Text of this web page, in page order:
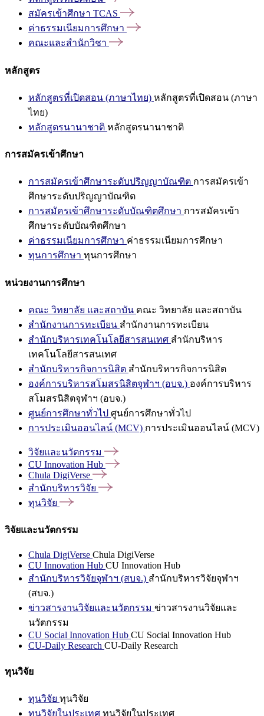
สมัครเข้าศึกษา TCAS
ค่าธรรมเนียมการศึกษา
คณะและสำนักวิชา
หลักสูตร
หลักสูตรที่เปิดสอน (ภาษาไทย) หลักสูตรที่เปิดสอน (ภาษา
ไทย)
หลักสูตรนานาชาติ หลักสูตรนานาชาติ
การสมัครเข้าศึกษา
การสมัครเข้าศึกษาระดับปริญญาบัณฑิต การสมัครเข้า
ศึกษาระดับปริญญาบัณฑิต
การสมัครเข้าศึกษาระดับบัณฑิตศึกษา การสมัครเข้า
ศึกษาระดับบัณฑิตศึกษา
ค่าธรรมเนียมการศึกษา ค่าธรรมเนียมการศึกษา
ทุนการศึกษา ทุนการศึกษา
หน่วยงานการศึกษา
คณะ วิทยาลัย และสถาบัน คณะ วิทยาลัย และสถาบัน
สำนักงานการทะเบียน สำนักงานการทะเบียน
สำนักบริหารเทคโนโลยีสารสนเทศ สำนักบริหาร
เทคโนโลยีสารสนเทศ
สำนักบริหารกิจการนิสิต สำนักบริหารกิจการนิสิต
องค์การบริหารสโมสรนิสิตจุฬาฯ (อบจ.) องค์การบริหาร
สโมสรนิสิตจุฬาฯ (อบจ.)
ศูนย์การศึกษาทั่วไป ศูนย์การศึกษาทั่วไป
การประเมินออนไลน์ (MCV) การประเมินออนไลน์ (MCV)
วิจัยและนวัตกรรม
CU Innovation Hub
Chula DigiVerse
สำนักบริหารวิจัย
ทุนวิจัย
วิจัยและนวัตกรรม
Chula DigiVerse Chula DigiVerse
CU Innovation Hub CU Innovation Hub
สำนักบริหารวิจัยจุฬาฯ (สบจ.) สำนักบริหารวิจัยจุฬาฯ
(สบจ.)
ข่าวสารงานวิจัยและนวัตกรรม ข่าวสารงานวิจัยและ
นวัตกรรม
CU Social Innovation Hub CU Social Innovation Hub
CU-Daily Research CU-Daily Research
ทุนวิจัย
ทุนวิจัย ทุนวิจัย
ทุนวิจัยในประเทศ ทุนวิจัยในประเทศ